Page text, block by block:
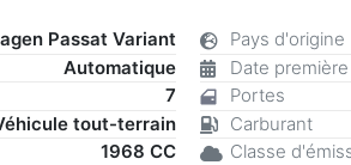
Passat Variant
Automatique
7
tout-terrain
1968 CC
Pays d'origine
Date
Portes
Carburant
Classe